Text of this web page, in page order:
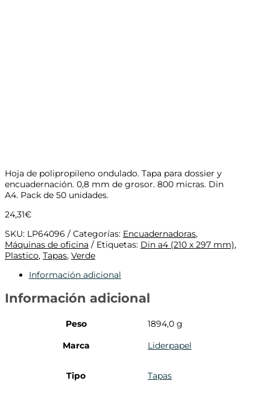
Hoja de polipropileno ondulado. Tapa para dossier y
encuadernación. 0,8 mm de grosor. 800 micras. Din
A4. Pack de 50 unidades.
24,31€
SKU: LP64096 Categorías: Encuadernadoras,
Máquinas de oficina
Etiquetas: Din a4 (210 x 297 mm),
Plastico, Tapas, Verde
Información adicional
Información adicional
Peso
1894,0 g
Marca
Liderpapel
Tipo Tapas